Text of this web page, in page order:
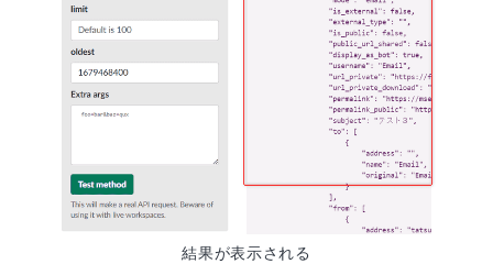
結果が表示される